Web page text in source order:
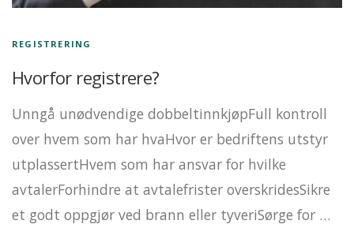
REGISTRERING
Hvorfor registrere?
Unngå unødvendige dobbeltinnkjøpFull kontroll
over hvem som har hvaHvor er bedriftens utstyr
utplassertHvem som har ansvar for hvilke
avtalerForhindre at avtalefrister overskridesSikre
et godt oppgjør ved brann eller tyveriSørge for …